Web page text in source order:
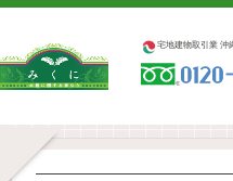
宅地建物取引業 沖